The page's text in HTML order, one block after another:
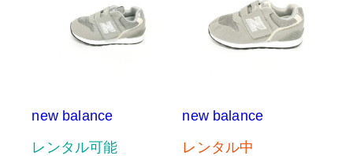
new balance
レンタル可能
new balance
レンタル中